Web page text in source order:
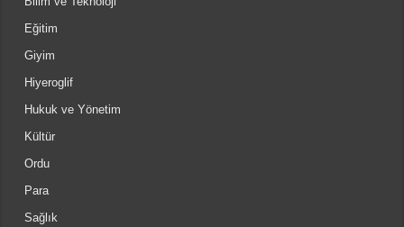
Eğitim
Giyim
Hiyeroglif
Hukuk ve Yönetim
Kültür
Ordu
Para
Sağlık